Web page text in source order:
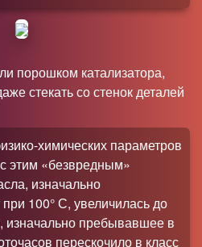
порошком катализатора,
стекать со стенок деталей
химических параметров
этим «безвредным»
изначально
100° С, увеличилась до
изначально пребывавшее в
перескочило в класс